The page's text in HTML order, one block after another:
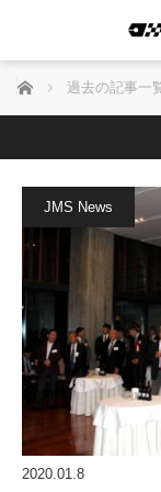
ホーム 過去の記事一
JMS News
2020.01.8